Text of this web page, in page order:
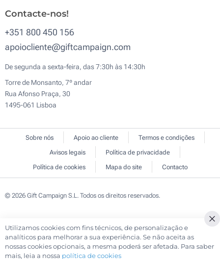
Contacte-nos!
+351 800 450 156
apoiocliente@giftcampaign.com
De segunda a sexta-feira, das 7:30h às 14:30h
Torre de Monsanto, 7º andar
Rua Afonso Praça, 30
1495-061 Lisboa
Sobre nós Apoio ao cliente
Termos e condições
Avisos legais
Política de privacidade
Política de cookies
Mapa do site Contacto
© 2026 Gift Campaign S.L. Todos os direitos reservados.
Utilizamos cookies com fins técnicos, de personalização e
analíticos para melhorar a sua experiência. Se não aceita as
nossas cookies opcionais, a mesma poderá ser afetada. Para saber
mais, leia a nossa política de cookies